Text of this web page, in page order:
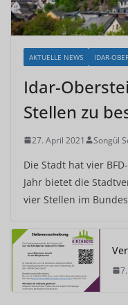
AKTUELLE NEWS IDAR-
Idar-
Stellen zu
27. April 2021 Songül
Die Stadt hat vier
Jahr bietet die
vier Stellen im